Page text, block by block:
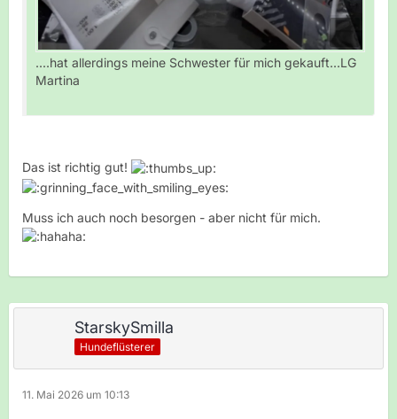
....hat allerdings meine Schwester für mich gekauft...LG
Martina
Das ist richtig gut!
Muss ich auch noch besorgen - aber nicht für mich.
StarskySmilla
Hundeflüsterer
11. Mai 2026 um 10:13